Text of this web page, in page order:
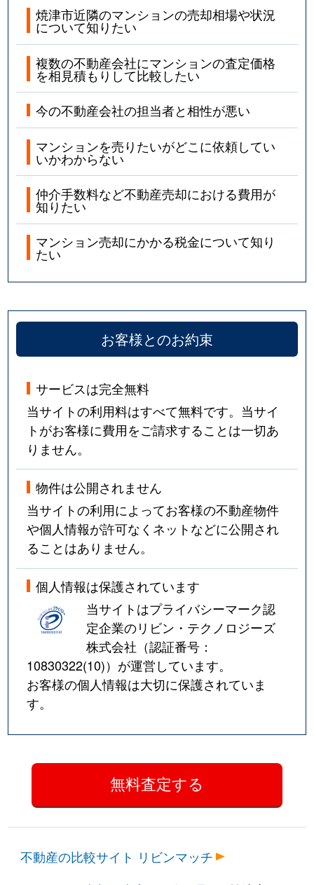
焼津市近隣のマンションの売却相場や状況
について知りたい
複数の不動産会社にマンションの査定価格
を相見積もりして比較したい
今の不動産会社の担当者と相性が悪い
マンションを売りたいがどこに依頼してい
いかわからない
仲介手数料など不動産売却における費用が
知りたい
マンション売却にかかる税金について知り
たい
お客様とのお約束
サービスは完全無料
当サイトの利用料はすべて無料です。当サイ
トがお客様に費用をご請求することは一切あ
りません。
物件は公開されません
当サイトの利用によってお客様の不動産物件
や個人情報が許可なくネットなどに公開され
ることはありません。
個人情報は保護されています
当サイトはプライバシーマーク認
定企業のリビン・テクノロジーズ
株式会社（認証番号：
10830322(10)）が運営しています。
お客様の個人情報は大切に保護されていま
す。
不動産の比較サイト リビンマッチ